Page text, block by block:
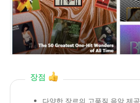
장점
다양한 장르의 고품질 음악 제공